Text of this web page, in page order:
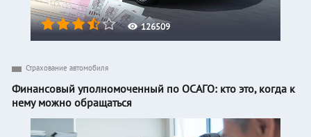
126509
Страхование автомобиля
Финансовый уполномоченный по ОСАГО: кто это, когда к
нему можно обращаться